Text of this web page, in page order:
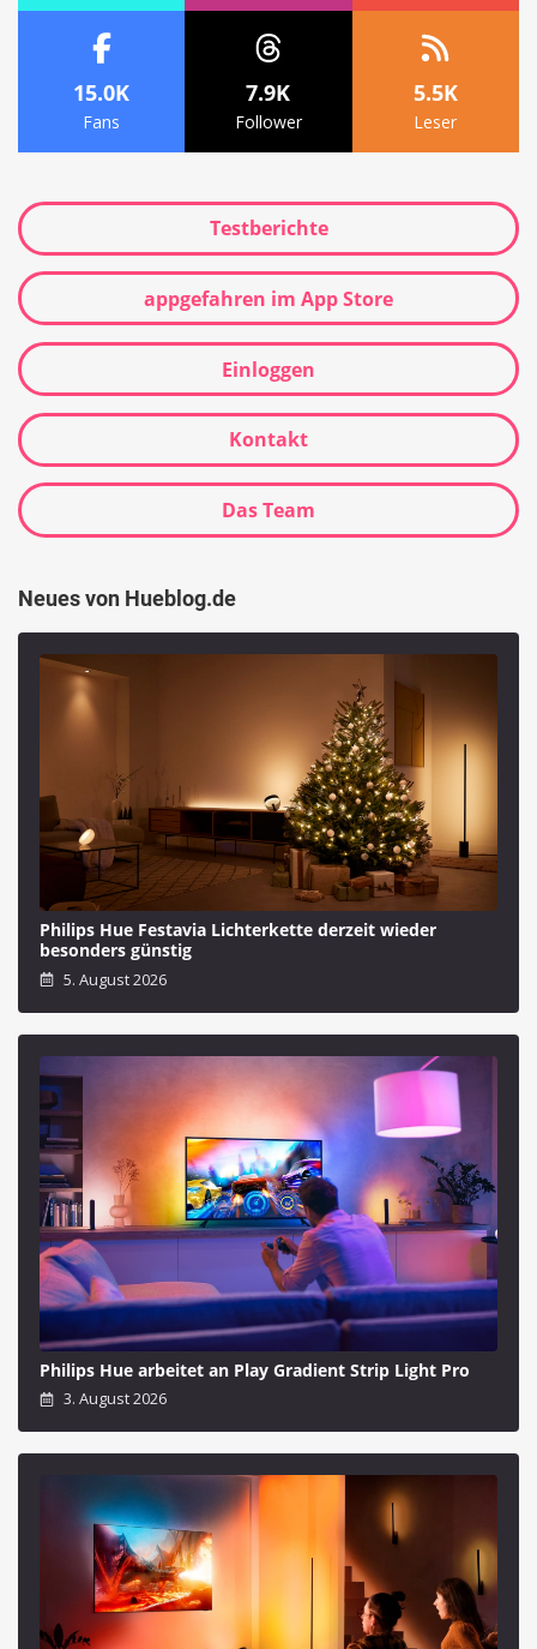
15.0K
Fans
7.9K
Follower
5.5K
Leser
Testberichte
appgefahren im App Store
Einloggen
Kontakt
Das Team
Neues von Hueblog.de
Philips Hue Festavia Lichterkette derzeit wieder
besonders günstig
5. August 2026
Philips Hue arbeitet an Play Gradient Strip Light Pro
3. August 2026